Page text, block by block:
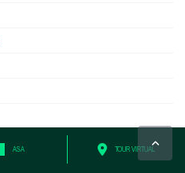
ASA TOUR VIRTUAL